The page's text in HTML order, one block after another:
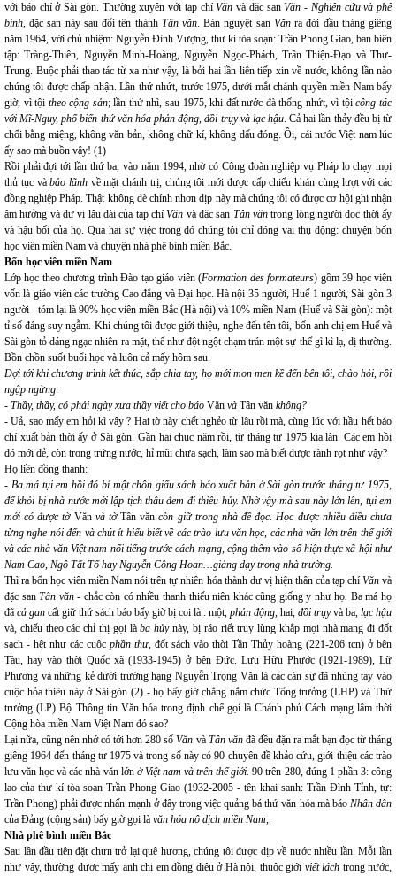
với báo chí ở Sài gòn. Thường xuyên với tạp chíVăn và đặc sanVăn - Nghiên cứu và phê
bình, đặc san này sau đổi tên thành Tân văn. Bán nguyệt san Vănra đời đầu tháng giêng
năm 1964, với chủ nhiệm: Nguyễn Đình Vượng, thư kí tòa soạn: Trần Phong Giao, ban biên
tập: Tràng-Thiên, Nguyễn Minh-Hoàng, Nguyễn Ngọc-Phách, Trần Thiện-Đạo và Thư-
Trung. Buộc phải thao tác từ xa như vậy, là bởi hai lần liên tiếp xin về nước, không lần nào
chúng tôi được chấp nhận. Lần thứ nhứt, trước 1975, dưới mắt chánh quyền miền Nam bấy
giờ, vì tội theo cộng sản; lần thứ nhì, sau 1975, khi đất nước đà thống nhứt, vì tộicộng tác
với Mĩ-Ngụy, phổ biến thứ văn hóa phản động, đồi trụy và lạc hậu. Cả hai lần thảy đều bị từ
chối bằng miệng, không văn bản, không chữ kí, không dấu đóng. Ôi, cái nước Việt nam lúc
ấy sao mà buồn vậy! (1)
Rồi phải đợi tới lần thứ ba, vào năm 1994, nhờ có Công đoàn nghiệp vụ Pháp lo chạy mọi
thủ tục vàbảo lãnh về mặt chánh trị, chúng tôi mới được cấp chiếu khán cùng lượt với các
đồng nghiệp Pháp. Thật không dè chính nhơn dịp này mà chúng tôi có được cơ hội ghi nhận
âm hưởng và dư vị lâu dài của tạp chíVăn và đặc san Tân văntrong lòng người đọc thời ấy
và hậu bối của họ. Qua hai sự việc trong đó chúng tôi chỉ đóng vai thụ động: chuyện bốn
học viên miền Nam và chuyện nhà phê bình miền Bắc.
Bốn học viên miền Nam
Lớp học theo chương trình Đào tạo giáo viên (Formation des formateurs) gồm 39 học viên
vốn là giáo viên các trường Cao đẳng và Đại học. Hà nội 35 người, Huế 1 người, Sài gòn 3
người - tóm lại là 90% học viên miền Bắc (Hà nội) và 10% miền Nam (Huế và Sài gòn): một
tỉ số đáng suy ngẫm. Khi chúng tôi được giới thiệu, nghe đến tên tôi, bốn anh chị em Huế và
Sài gòn tỏ dáng ngạc nhiên ra mặt, thể như đột ngột chạm trán một sự thể gì kì lạ, dị thường.
Bồn chồn suốt buổi học và luôn cả mấy hôm sau.
Đợi tới khi chương trình kết thúc, sắp chia tay, họ mới mon men kề đến bên tôi, chào hỏi, rồi
ngập ngừng:
- Thầy, thầy, có phải ngày xưa thầy viết cho báo Văn và Tân văn không?
- Uả, sao mấy em hỏi kì vậy ? Hai tờ này chết nghẻo từ lâu rồi mà, cùng lúc với hầu hết báo
chí xuất bản thời ấy ở Sài gòn. Gần hai chục năm rồi, từ tháng tư 1975 kia lận. Các em hồi
đó mới đẻ, còn trong trứng nước, hỉ mũi chưa sạch, làm sao mà biết được rành rọt như vậy?
Họ liền đồng thanh:
- Ba má tụi em hồi đó bí mật chôn giấu sách báo xuất bản ở Sài gòn trước tháng tư 1975,
để khỏi bị nhà nước mới lập tịch thâu đem đi thiêu hủy. Nhờ vậy mà sau này lớn lên, tụi em
mới có được tờ Văn và tờTân văn còn giữ trong nhà đề đọc. Học được nhiều điều chưa
từng nghe nói đến và chút ít hiểu biết về các trào lưu văn học, các nhà văn lớn trên thế giới
và các nhà văn Việt nam nổi tiếng trước cách mạng, cộng thêm vào số hiện thực xã hội như
Nam Cao, Ngô Tất Tố hay Nguyễn Công Hoan…giảng dạy trong nhà trường.
Thì ra bốn học viên miền Nam nói trên tự nhiên hóa thành dư vị hiện thân của tạp chí Vănvà
đặc sanTân văn- chắc còn có nhiều thanh thiếu niên khác cũng giống y như họ. Ba má họ
đã cả gan cất giữ thứ sách báo bấy giờ bị coi là : một, phản động, hai, đồi trụyvà ba, lạc hậu
và, chiếu theo các chỉ thị gọi làba hủynày, bị ráo riết truy lùng khắp mọi nhà mang đi đốt
sạch - hệt như các cuộc phần thư, đốt sách vào thời Tần Thủy hoàng (221-206 tcn) ở bên
Tàu, hay vào thời Quốc xã (1933-1945) ở bên Đức. Lưu Hữu Phước (1921-1989), Lữ
Phương và những kẻ dưới trướng hạng Nguyễn Trọng Văn là các cán sự đã nhúng tay vào
cuộc hỏa thiêu này ở Sài gòn (2) - họ bấy giờ chẳng nắm chức Tổng trưởng (LHP) và Thứ
trưởng (LP) Bộ Thông tin Văn hóa trong định chế gọi là Chánh phủ Cách mạng lâm thời
Cộng hòa miền Nam Việt Nam đó sao?
Lại nữa, cũng nên nhớ có tới hơn 280 sốVăn và Tân vănđã đều đặn ra mắt bạn đọc từ tháng
giêng 1964 đến tháng tư 1975 và trong số này có 90 chuyên đề khảo cứu, giới thiệu các trào
lưu văn học và các nhà văn lớn ở Việt nam và trên thế giới. 90 trên 280, đúng 1 phần 3: công
lao của thư kí tòa soạn Trần Phong Giao (1932-2005 - tên khai sanh: Trần Đình Tỉnh, tự:
Trần Phong) phải được nhấn mạnh ở đây trong việc quảng bá thứ văn hóa mà báo Nhân dân
của Đảng (cộng sản) bấy giờ gọi là văn hóa nô dịch miền Nam,.
Nhà phê bình miền Bắc
Sau lần đầu tiên đặt chưn trở lại quê hương, chúng tôi được dịp về nước nhiều lần. Mỗi lần
như vậy, thường được mấy anh chị em đồng điệu ở Hà nội, thuộc giới viết lách trong nước,